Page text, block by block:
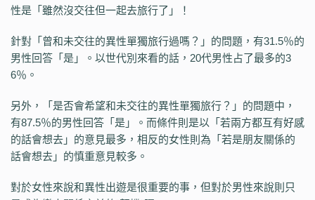
性是「雖然沒交往但一起去旅行了」！
針對「曾和未交往的異性單獨旅行過嗎？」的問題，有31.5％的
男性回答「是」。以世代別來看的話，20代男性占了最多的3
6％。
另外，「是否會希望和未交往的異性單獨旅行？」的問題中，
有87.5％的男性回答「是」。而條件則是以「若兩方都互有好感
的話會想去」的意見最多，相反的女性則為「若是朋友關係的
話會想去」的慎重意見較多。
對於女性來說和異性出遊是很重要的事，但對於男性來說則只